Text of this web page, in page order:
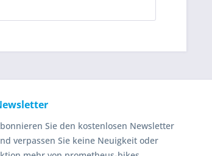
Sie den kostenlosen Newsletter
verpassen Sie keine Neuigkeit oder